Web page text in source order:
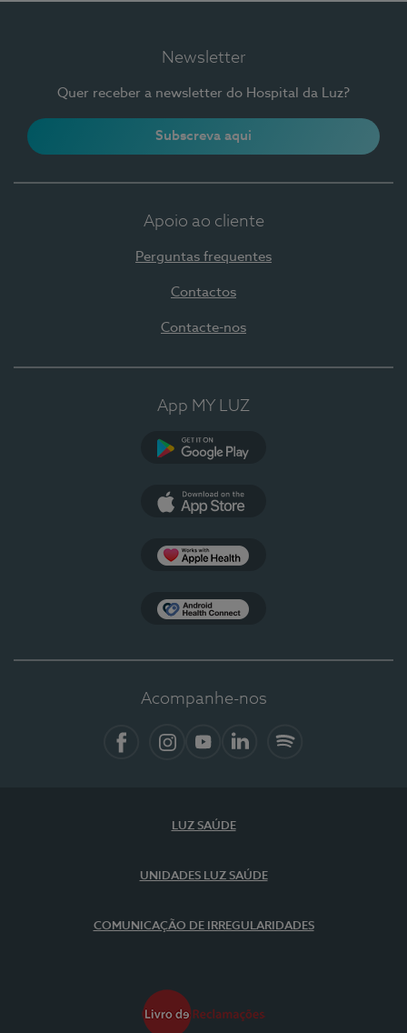
Newsletter
Quer receber a newsletter do Hospital da Luz?
Subscreva aqui
Apoio ao cliente
Perguntas frequentes
Contactos
Contacte-nos
App MY LUZ
Acompanhe-nos
LUZ SAÚDE
UNIDADES LUZ SAÚDE
COMUNICAÇÃO DE IRREGULARIDADES